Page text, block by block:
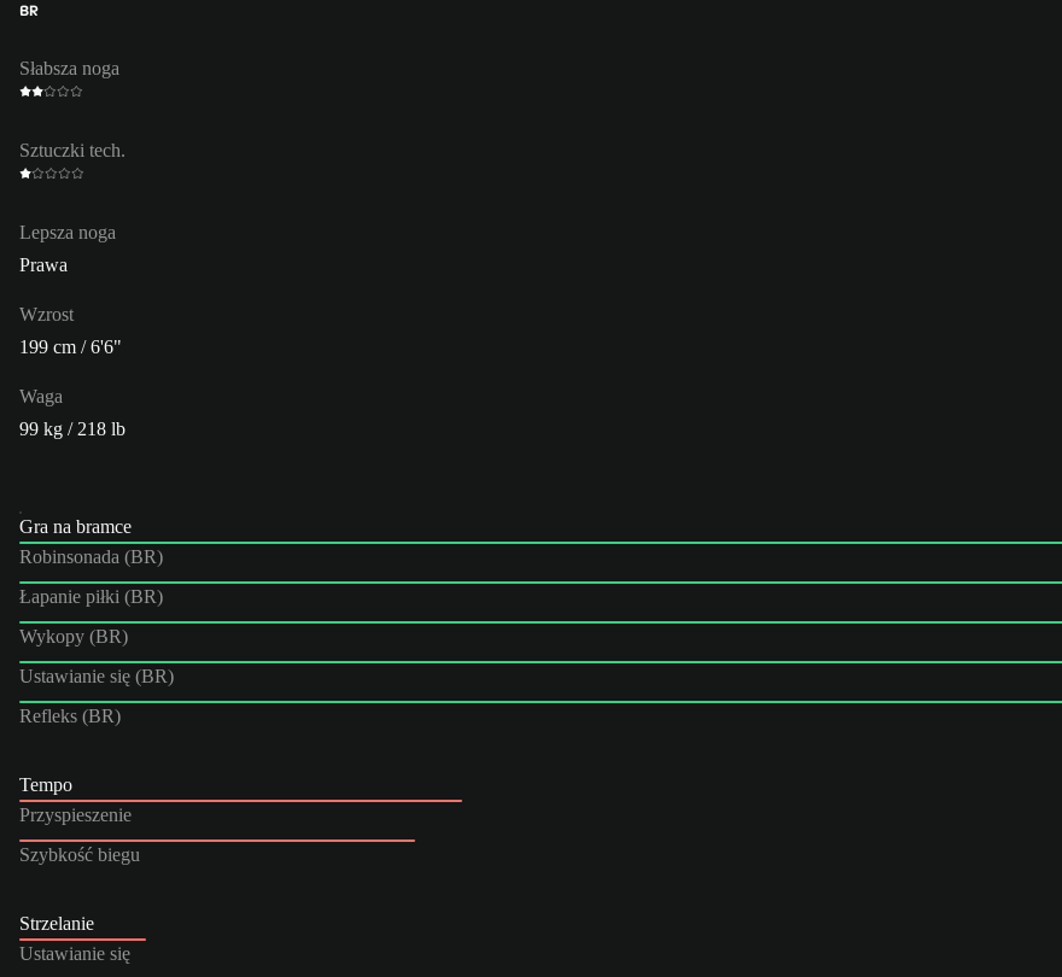
BR
Słabsza noga
Sztuczki tech.
Lepsza noga
Prawa
Wzrost
199 cm / 6'6"
Waga
99 kg / 218 lb
Gra na bramce
Robinsonada (BR)
Łapanie piłki (BR)
Wykopy (BR)
Ustawianie się (BR)
Refleks (BR)
Tempo
Przyspieszenie
Szybkość biegu
Strzelanie
Ustawianie się